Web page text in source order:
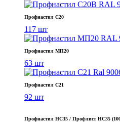
Профнастил С20
117 шт
Профнастил МП20
63 шт
Профнастил С21
92 шт
Профнастил НС35 / Профлист НС35